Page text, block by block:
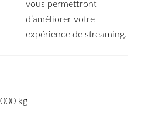
vous permettront
d’améliorer votre
expérience de streaming.
kg